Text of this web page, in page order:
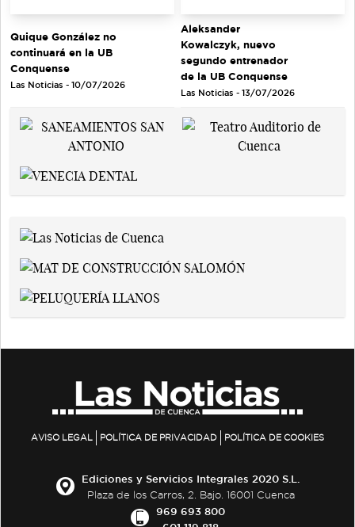
Quique González no
continuará en la UB
Conquense
Las Noticias - 10/07/2026
Aleksander
Kowalczyk, nuevo
segundo entrenador
de la UB Conquense
Las Noticias - 13/07/2026
AVISO LEGAL POLÍTICA DE PRIVACIDAD POLÍTICA DE COOKIES
Ediciones y Servicios Integrales 2020 S.L.
Plaza de los Carros, 2. Bajo. 16001 Cuenca
969 693 800